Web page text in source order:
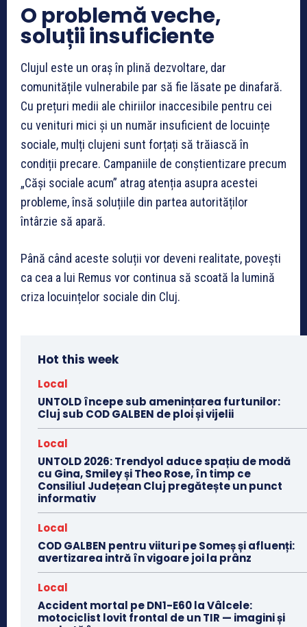
O problemă veche,
soluții insuficiente
Clujul este un oraș în plină dezvoltare, dar
comunitățile vulnerabile par să fie lăsate pe dinafară.
Cu prețuri medii ale chiriilor inaccesibile pentru cei
cu venituri mici și un număr insuficient de locuințe
sociale, mulți clujeni sunt forțați să trăiască în
condiții precare. Campaniile de conștientizare precum
„Căși sociale acum” atrag atenția asupra acestei
probleme, însă soluțiile din partea autorităților
întârzie să apară.
Până când aceste soluții vor deveni realitate, povești
ca cea a lui Remus vor continua să scoată la lumină
criza locuințelor sociale din Cluj.
Hot this week
Local
UNTOLD începe sub amenințarea furtunilor:
Cluj sub COD GALBEN de ploi și vijelii
Local
UNTOLD 2026: Trendyol aduce spațiu de modă
cu Gina, Smiley și Theo Rose, în timp ce
Consiliul Județean Cluj pregătește un punct
informativ
Local
COD GALBEN pentru viituri pe Someș și afluenți:
avertizarea intră în vigoare joi la prânz
Local
Accident mortal pe DN1-E60 la Vâlcele:
motociclist lovit frontal de un TIR — imagini și